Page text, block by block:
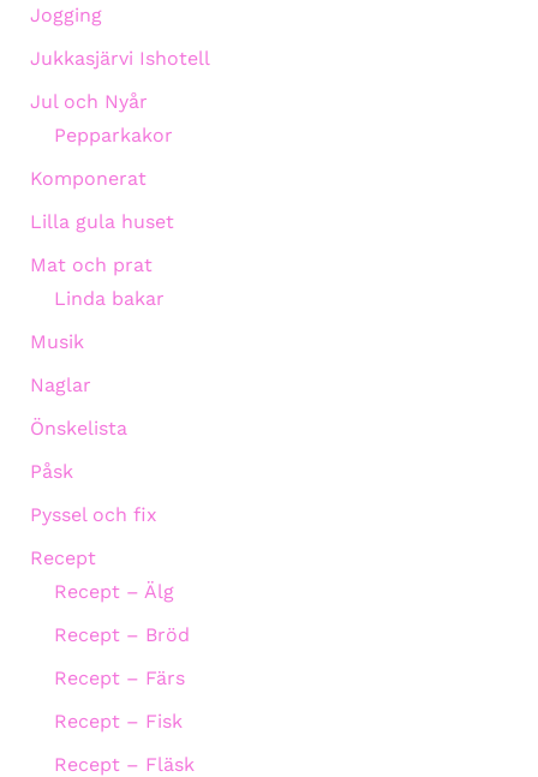
Jogging
Jukkasjärvi Ishotell
Jul och Nyår
Pepparkakor
Komponerat
Lilla gula huset
Mat och prat
Linda bakar
Musik
Naglar
Önskelista
Påsk
Pyssel och fix
Recept
Recept – Älg
Recept – Bröd
Recept – Färs
Recept – Fisk
Recept – Fläsk